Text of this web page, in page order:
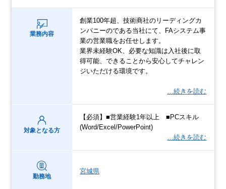
業務内容
創業100年超、技術商社のリーディングカ
ンパニーのである当社にて、FAシステム事
業の営業職をお任せします。
業界未経験OK、必要な知識は⼊社後に取
得可能、できることから安⼼してチャレン
ジいただける環境です。
…続きを読む
対象となる方
【必須】■営業経験1年以上 ■PCスキル
(Word/Excel/PowerPoint)
…続きを読む
勤務地
宮城県